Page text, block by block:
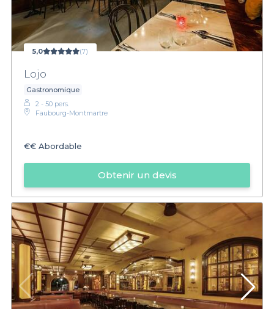
5,0 (7)
Lojo
Gastronomique
2 - 50 pers.
Faubourg-Montmartre
€€ Abordable
Obtenir un devis